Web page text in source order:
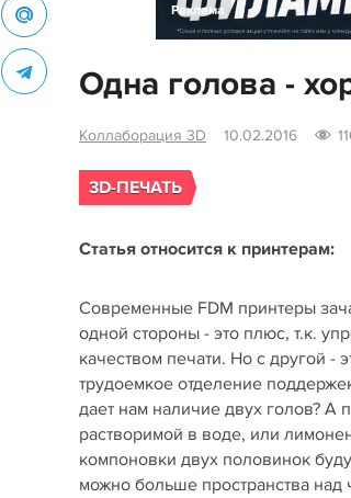
Реклама
Одна голова -
Коллаборация 3D 10.02.2016
3D-ПЕЧАТЬ
Статья относится к принтерам:
Современные FDM принтеры
одной стороны - это плюс, т.к.
качеством печати. Но с другой
трудоемкое отделение
дает нам наличие двух голов?
растворимой в воде, или
компоновки двух половинок
можно больше пространства над